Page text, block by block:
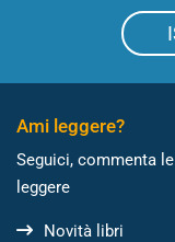
Ami leggere?
Seguici, commenta
leggere
Novità libri